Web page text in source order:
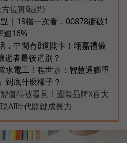
位實戰課》
｜19檔一次看，00878衝破1
逾16%
，中間有8道關卡！翊嘉禮儀
逝者最後道別？
水電工！程世嘉：智慧通膨重
到底什麼樣子？
值得被看見！國際品牌X百大
AI時代關鍵成長力